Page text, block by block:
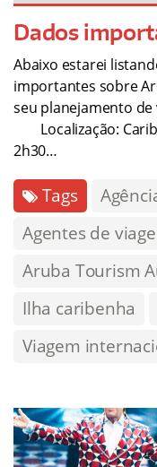
Dados
Abaixo estarei
importantes sobre
seu planejamento
Localização:
2h30…
Tags
Agentes de
Aruba Tourism
Ilha caribenha
Viagem